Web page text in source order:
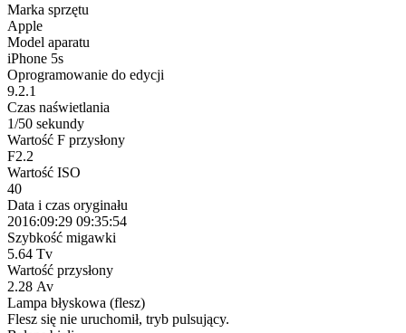
Marka sprzętu
Apple
Model aparatu
iPhone 5s
Oprogramowanie do edycji
9.2.1
Czas naświetlania
1/50 sekundy
Wartość F przysłony
F2.2
Wartość ISO
40
Data i czas oryginału
2016:09:29 09:35:54
Szybkość migawki
5.64 Tv
Wartość przysłony
2.28 Av
Lampa błyskowa (flesz)
Flesz się nie uruchomił, tryb pulsujący.